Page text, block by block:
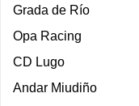
Grada de Río
Opa Racing
CD Lugo
Andar Miudiño